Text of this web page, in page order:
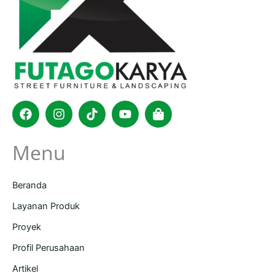
FacebookInstagram
TiktokYoutubeShopping-
bag
Menu
Beranda
Layanan Produk
Proyek
Profil Perusahaan
Artikel